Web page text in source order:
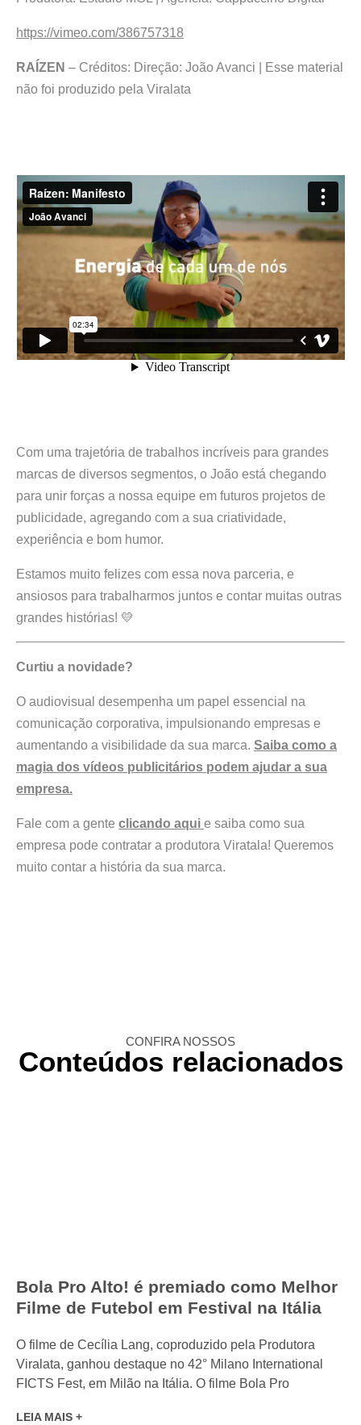
https://vimeo.com/386757318
RAÍZEN – Créditos: Direção: João Avanci | Esse material
não foi produzido pela Viralata
Com uma trajetória de trabalhos incríveis para grandes
marcas de diversos segmentos, o João está chegando
para unir forças a nossa equipe em futuros projetos de
publicidade, agregando com a sua criatividade,
experiência e bom humor.
Estamos muito felizes com essa nova parceria, e
ansiosos para trabalharmos juntos e contar muitas outras
grandes histórias! 💛
Curtiu a novidade?
O audiovisual desempenha um papel essencial na
comunicação corporativa, impulsionando empresas e
aumentando a visibilidade da sua marca. Saiba como a
magia dos vídeos publicitários podem ajudar a sua
empresa.
Fale com a gente clicando aqui e saiba como sua
empresa pode contratar a produtora Viratala! Queremos
muito contar a história da sua marca.
CONFIRA NOSSOS
Conteúdos relacionados
Bola Pro Alto! é premiado como Melhor
Filme de Futebol em Festival na Itália
O filme de Cecília Lang, coproduzido pela Produtora
Viralata, ganhou destaque no 42° Milano International
FICTS Fest, em Milão na Itália. O filme Bola Pro
LEIA MAIS +